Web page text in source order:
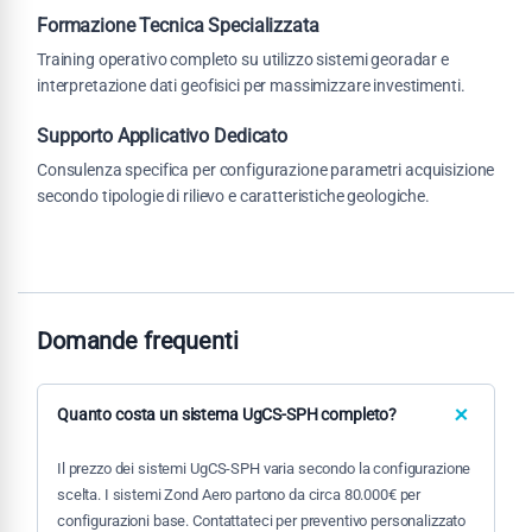
Formazione Tecnica Specializzata
Training operativo completo su utilizzo sistemi georadar e
interpretazione dati geofisici per massimizzare investimenti.
Supporto Applicativo Dedicato
Consulenza specifica per configurazione parametri acquisizione
secondo tipologie di rilievo e caratteristiche geologiche.
Domande frequenti
Quanto costa un sistema UgCS-SPH completo?
Il prezzo dei sistemi UgCS-SPH varia secondo la configurazione
scelta. I sistemi Zond Aero partono da circa 80.000€ per
configurazioni base. Contattateci per preventivo personalizzato